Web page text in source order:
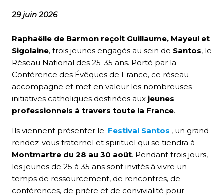
29 juin 2026
Raphaëlle de Barmon reçoit Guillaume, Mayeul et
Sigolaine, trois jeunes engagés au sein de Santos, le
Réseau National des 25-35 ans. Porté par la
Conférence des Évêques de France, ce réseau
accompagne et met en valeur les nombreuses
initiatives catholiques destinées aux jeunes
professionnels à travers toute la France.
Ils viennent présenter le Festival Santos , un grand
rendez-vous fraternel et spirituel qui se tiendra à
Montmartre du 28 au 30 août. Pendant trois jours,
les jeunes de 25 à 35 ans sont invités à vivre un
temps de ressourcement, de rencontres, de
conférences, de prière et de convivialité pour